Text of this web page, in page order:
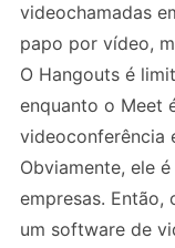
videochamadas
papo por vídeo,
O Hangouts é
enquanto o Meet
videoconferência
Obviamente, ele
empresas. Então,
um software de